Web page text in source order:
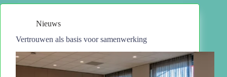
Nieuws
Vertrouwen als basis voor samenwerking